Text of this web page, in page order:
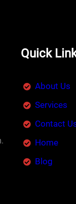
Quick
About Us
Services
Contact
Home
Blog